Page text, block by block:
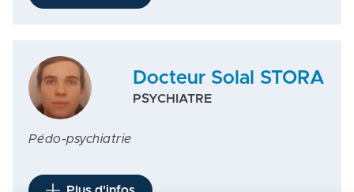
Docteur Solal STORA
PSYCHIATRE
Pédo-psychiatrie